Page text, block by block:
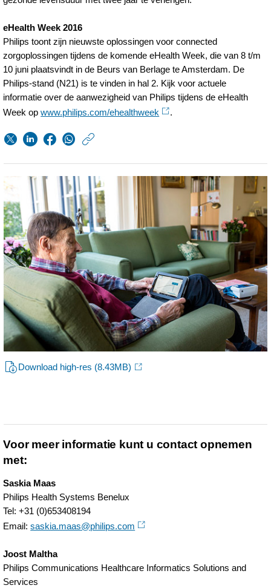
eHealth Week 2016
Philips toont zijn nieuwste oplossingen voor connected
zorgoplossingen tijdens de komende eHealth Week, die van 8 t/m
10 juni plaatsvindt in de Beurs van Berlage te Amsterdam. De
Philips-stand (N21) is te vinden in hal 2. Kijk voor actuele
informatie over de aanwezigheid van Philips tijdens de eHealth
Week opwww.philips.com/ehealthweek .
w/about/news/
philips-
en-
umc-
groningen-
schalen-
ehealth-
programma-
op-
naar-
35200-
patienten.html
Download high-res (8.43MB)
Voor meer informatie kunt u contact opnemen
met:
Saskia Maas
Philips Health Systems Benelux
Tel: +31 (0)653408194
Email:saskia.maas@philips.com
Joost Maltha
Philips Communications Healthcare Informatics Solutions and
Services